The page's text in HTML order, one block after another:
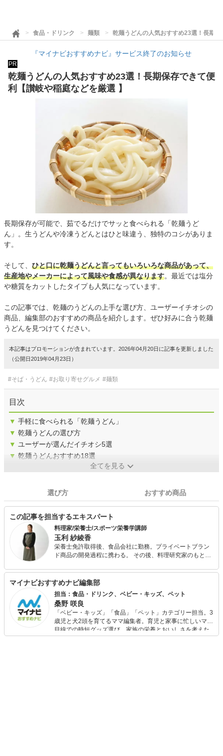
食品・ドリンク 麺類 乾麺うどんの人気おすすめ23選！長期
『マイナビおすすめナビ』サービス終了のお知らせ
PR
乾麺うどんの人気おすすめ23選！長期保存できて便
利【讃岐や稲庭などを厳選 】
長期保存が可能で、茹でるだけでサッと食べられる「乾麺うど
ん」。生うどんや冷凍うどんとはひと味違う、独特のコシがありま
す。
そして、 ひと口に乾麺うどんと言ってもいろいろな商品があって、
生産地やメーカーによって風味や食感が異なります。最近では塩分
や糖質をカットしたタイプも人気になっています。
この記事では、乾麺のうどんの上手な選び方、ユーザーイチオシの
商品、編集部のおすすめの商品を紹介します。ぜひ好みに合う乾麺
うどんを見つけてください。
本記事はプロモーションが含まれています。2026年04月20日に記事を更新しました
（公開日2019年04月23日）
#そば・うどん #お取り寄せグルメ #麺類
目次
▼ 手軽に食べられる「乾麺うどん」
▼ 乾麺うどんの選び方
▼ ユーザーが選んだイチオシ5選
▼ 乾麺うどんおすすめ18選
全てを見る
選び方 おすすめ商品
この記事を担当するエキスパート
料理家/栄養士/スポーツ栄養学講師
玉利 紗綾香
栄養士免許取得後、食品会社に勤務。プライベートブラン
ド商品の開発過程に携わる。 その後、料理研究家のもとで
ーツ経験、栄養士の知識を活かし、 スポーツ専門学校でス
ポーツ栄養学の講師や、CM、書籍、雑誌、料理教室等を開
き、多方面で活動中。
マイナビおすすめナビ編集部
担当：食品・ドリンク、ベビー・キッズ、ペット
桑野 咲良
「ベビー・キッズ」「食品」「ペット」カテゴリー担当。3
歳児と犬2頭を育てるママ編集者。育児と家事に忙しいママ
目線での時短グッズ選び、家族の栄養とおいしさを考えた
食品選び、束の間のリラックスタイムを楽しむためのスイ